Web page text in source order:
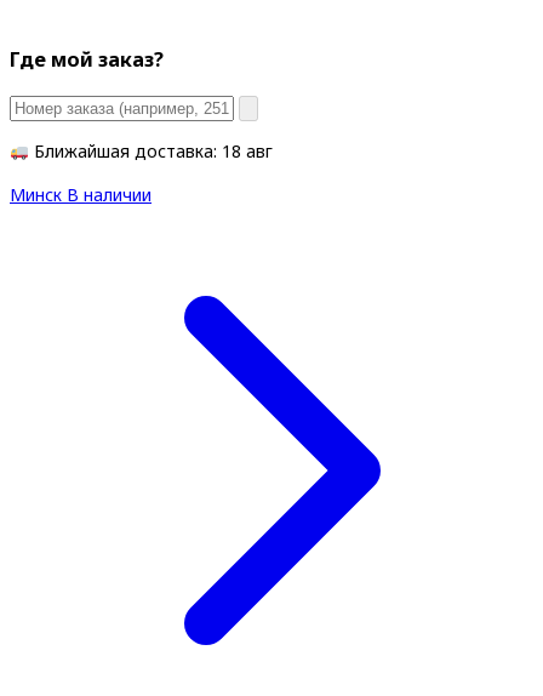
Где мой заказ?
Ближайшая доставка: 18 авг
Минск В наличии